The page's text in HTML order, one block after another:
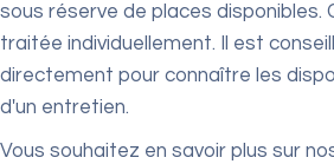
sous réserve de places disponibles.
traitée individuellement. Il est
directement pour connaître les
d'un entretien.
Vous souhaitez en savoir plus sur